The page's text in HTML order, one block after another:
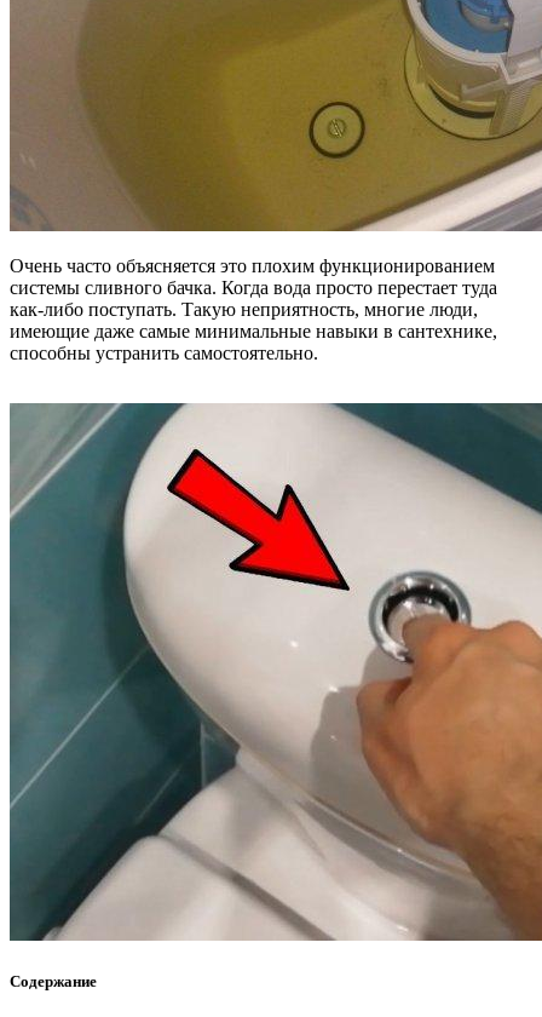
Очень часто объясняется это плохим функционированием
системы сливного бачка. Когда вода просто перестает туда
как-либо поступать. Такую неприятность, многие люди,
имеющие даже самые минимальные навыки в сантехнике,
способны устранить самостоятельно.
Содержание